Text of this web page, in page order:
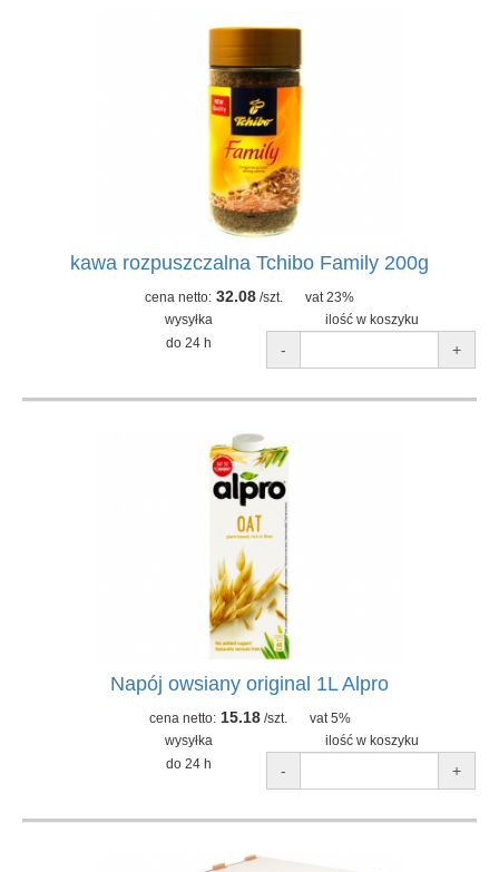
kawa rozpuszczalna Tchibo Family 200g
cena netto: 32.08 /szt.
vat 23%
wysyłka
ilość w koszyku
do 24 h
- +
Napój owsiany original 1L Alpro
cena netto: 15.18/szt.
vat 5%
wysyłka
ilość w koszyku
do 24 h
- +